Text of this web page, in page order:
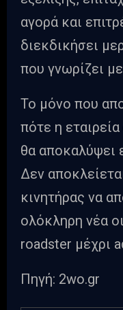
αγορά και
διεκδικήσει
που γνωρίζει
Το μόνο που
πότε η
θα αποκαλύψει
Δεν
κινητήρας να
ολόκληρη νέα
roadster μέχρι
Πηγή: 2wo.gr